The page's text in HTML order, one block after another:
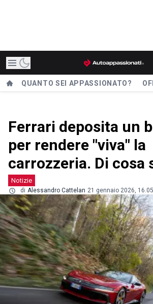
QUANTO SEI APPASSIONATO?
Ferrari deposita un
per rendere "viva" la
carrozzeria. Di cosa
Notizie
di Alessandro Cattelan 21 gennaio 2026, 16.05